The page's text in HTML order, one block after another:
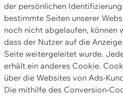
der persönlichen
bestimmte Seiten unserer
noch nicht abgelaufen, können
dass der Nutzer auf die
Seite weitergeleitet wurde.
erhält ein anderes Cookie.
über die Websites von Ads-
Die mithilfe des Conversion-